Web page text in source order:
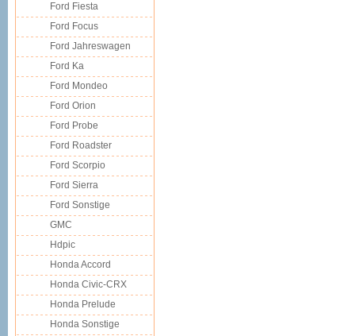
Ford Fiesta
Ford Focus
Ford Jahreswagen
Ford Ka
Ford Mondeo
Ford Orion
Ford Probe
Ford Roadster
Ford Scorpio
Ford Sierra
Ford Sonstige
GMC
Hdpic
Honda Accord
Honda Civic-CRX
Honda Prelude
Honda Sonstige